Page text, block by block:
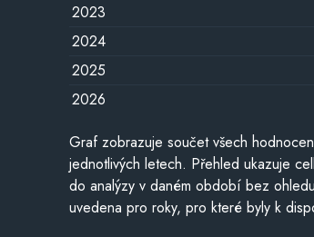
2023
2024
2025
2026
Graf zobrazuje součet všech
jednotlivých letech. Přehled ukazuje
do analýzy v daném období bez
uvedena pro roky, pro které byly k